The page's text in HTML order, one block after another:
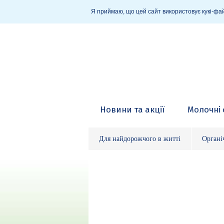
Я приймаю, що цей сайт використовує кукі-
Новини та акції Молочні
Для найдорожчого в житті